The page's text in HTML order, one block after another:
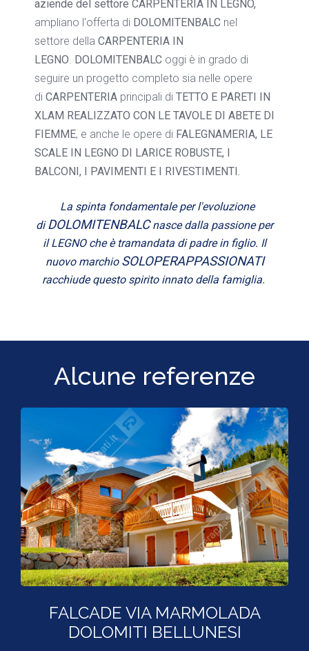
aziende del settore CARPENTERIA IN LEGNO,
ampliano l'offerta di DOLOMITENBALC nel
settore della CARPENTERIA IN
LEGNO. DOLOMITENBALC oggi è in grado di
seguire un progetto completo sia nelle opere
di CARPENTERIA principali di TETTO E PARETI IN
XLAM REALIZZATO CON LE TAVOLE DI ABETE DI
FIEMME, e anche le opere di FALEGNAMERIA, LE
SCALE IN LEGNO DI LARICE ROBUSTE, I
BALCONI, I PAVIMENTI E I RIVESTIMENTI.
La spinta fondamentale per l'evoluzione
diDOLOMITENBALCnasce dalla passione per
il LEGNO che è tramandata di padre in figlio. Il
nuovo marchio SOLOPERAPPASSIONATI
racchiude questo spirito innato della famiglia.
Alcune referenze
FALCADE VIA MARMOLADA
DOLOMITI BELLUNESI